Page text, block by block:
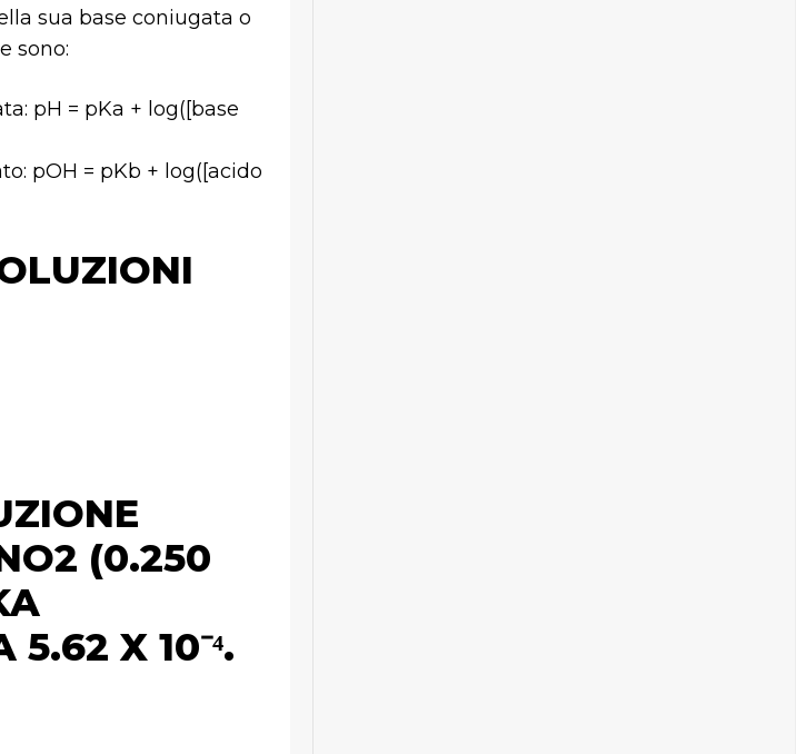
sua base coniugata o
sono:
pH = pKa + log([base
pOH = pKb + log([acido
(0.250
X 10⁻⁴.